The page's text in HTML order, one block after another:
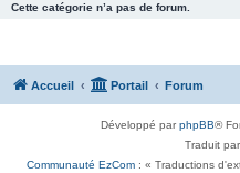
Cette catégorie n’a pas de forum.
Accueil Portail Forum
Développé parphpBB®
Traduit par
Communauté EzCom : « Traductions